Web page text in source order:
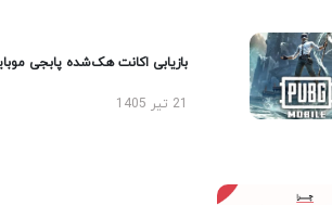
بازیابی اکانت هک‌شده پابجی موبایل